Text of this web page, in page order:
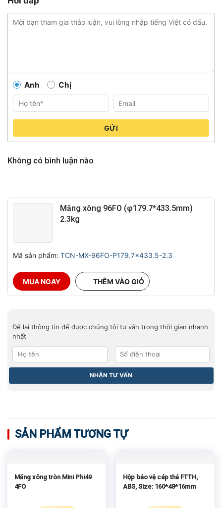
Anh Chị
GỬI
Không có bình luận nào
Măng xông 96FO (φ179.7*433.5mm)
2.3kg
Mã sản phẩm: TCN-MX-96FO-P179.7x433.5-2.3
MUA NGAY THÊM VÀO GIỎ
Để lại thông tin để được chúng tôi tư vấn trong thời gian nhanh
nhất
SẢN PHẨM TƯƠNG TỰ
Măng xông tròn Mini Phi49
4FO
Hộp bảo vệ cáp thả FTTH,
ABS, Size: 160*48*16mm